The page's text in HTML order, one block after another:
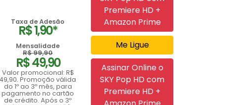
Taxa de Adesão
R$ 1,90*
Mensalidade
R$ 99,90
R$ 49,90
Valor promocional: R$
49,90. Promoção válida
do 1º ao 3º mês, para
pagamento no cartão
de crédito. Após o 3º
Premiere HD +
Amazon Prime
Me Ligue
Assinar Online o
SKY Pop HD com
Premiere HD +